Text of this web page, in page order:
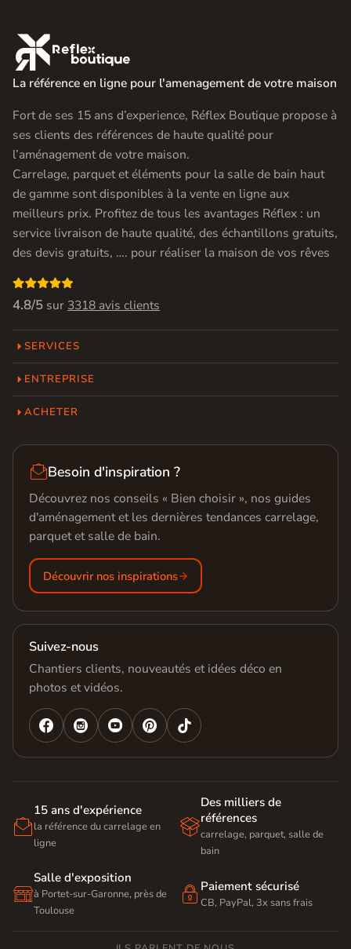

La référence en ligne pour l'amenagement de votre maison
Fort de ses 15 ans d’experience, Réflex Boutique propose à
ses clients des références de haute qualité pour
l’aménagement de votre maison.
Carrelage, parquet et éléments pour la salle de bain haut
de gamme sont disponibles à la vente en ligne aux
meilleurs prix. Profitez de tous les avantages Réflex : un
service livraison de haute qualité, des échantillons gratuits,
des devis gratuits, …. pour réaliser la maison de vos rêves

4.8/5 sur 3318 avis clients
SERVICES
ENTREPRISE
ACHETER
Besoin d'inspiration ?
Découvrez nos conseils « Bien choisir », nos guides
d'aménagement et les dernières tendances carrelage,
parquet et salle de bain.
Découvrir nos inspirations
Suivez-nous
Chantiers clients, nouveautés et idées déco en
photos et vidéos.
   

15 ans d'expérience
la référence du carrelage en
ligne

Des milliers de
références
carrelage, parquet, salle de
bain

Salle d'exposition
à Portet-sur-Garonne, près de
Toulouse
 Paiement sécurisé
CB, PayPal, 3x sans frais